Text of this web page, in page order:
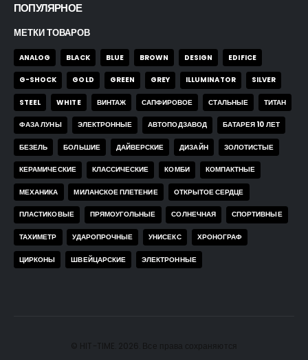
ПОПУЛЯРНОЕ
МЕТКИ ТОВАРОВ
ANALOG BLACK BLUE BROWN DESIGN EDIFICE
G-SHOCK GOLD GREEN GREY ILLUMINATOR SILVER
STEEL WHITE ВИНТАЖ САПФИРОВОЕ СТАЛЬНЫЕ ТИТАН
ФАЗА ЛУНЫ ЭЛЕКТРОННЫЕ АВТОПОДЗАВОД БАТАРЕЯ 10 ЛЕТ
БЕЗЕЛЬ БОЛЬШИЕ ДАЙВЕРСКИЕ ДИЗАЙН ЗОЛОТИСТЫЕ
КЕРАМИЧЕСКИЕ КЛАССИЧЕСКИЕ КОМБИ КОМПАКТНЫЕ
МЕХАНИКА МИЛАНСКОЕ ПЛЕТЕНИЕ ОТКРЫТОЕ СЕРДЦЕ
ПЛАСТИКОВЫЕ ПРЯМОУГОЛЬНЫЕ СОЛНЕЧНАЯ СПОРТИВНЫЕ
ТАХИМЕТР УДАРОПРОЧНЫЕ УНИСЕКС ХРОНОГРАФ
ЦИРКОНЫ ШВЕЙЦАРСКИЕ ЭЛЕКТРОННЫЕ
© HIT-TIME. 2026. Все права сохраняются